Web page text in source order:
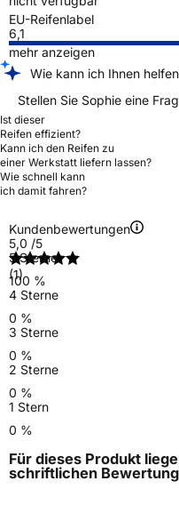
EU-Reifenlabel
6,1
mehr anzeigen
Wie kann ich Ihnen
Stellen Sie Sophie eine
Ist dieser
Reifen effizient?
Kann ich den Reifen zu
einer Werkstatt liefern lassen?
Wie schnell kann
ich damit fahren?
Kundenbewertungen
5,0 /5
(1)
5 Sterne
100 %
4 Sterne
0 %
3 Sterne
0 %
2 Sterne
0 %
1 Stern
0 %
Für dieses Produkt
schriftlichen